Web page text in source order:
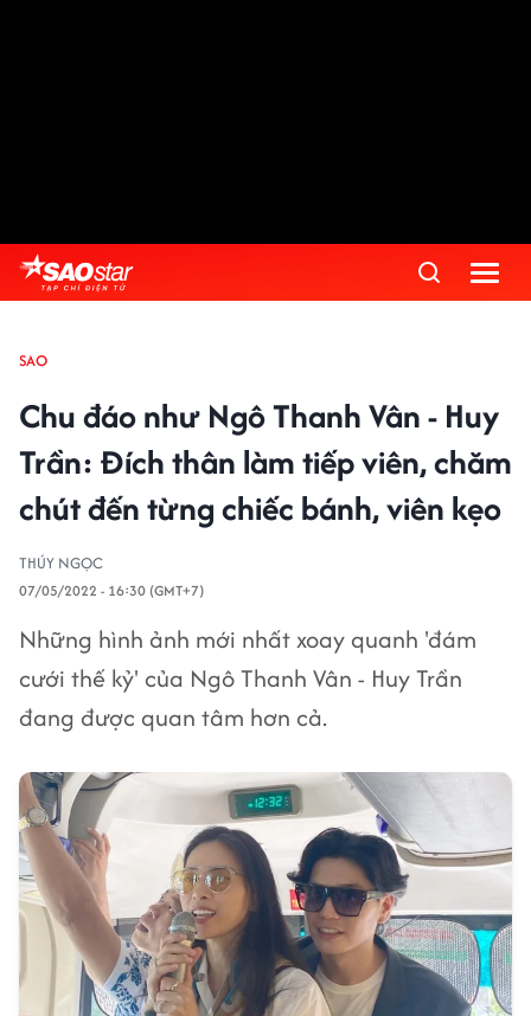
SAO
Chu đáo như Ngô Thanh Vân - Huy
Trần: Đích thân làm tiếp viên, chăm
chút đến từng chiếc bánh, viên kẹo
THÚY NGỌC
07/05/2022 - 16:30 (GMT+7)
Những hình ảnh mới nhất xoay quanh 'đám
cưới thế kỷ' của Ngô Thanh Vân - Huy Trần
đang được quan tâm hơn cả.